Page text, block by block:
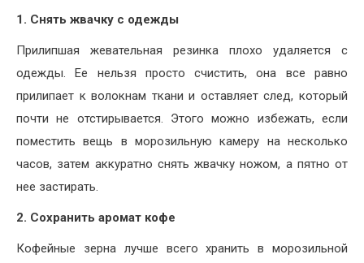
1. Снять жвачку с одежды
Прилипшая жевательная резинка плохо удаляется с
одежды. Ее нельзя просто счистить, она все равно
прилипает к волокнам ткани и оставляет след, который
почти не отстирывается. Этого можно избежать, если
поместить вещь в морозильную камеру на несколько
часов, затем аккуратно снять жвачку ножом, а пятно от
нее застирать.
2. Сохранить аромат кофе
Кофейные зерна лучше всего хранить в морозильной